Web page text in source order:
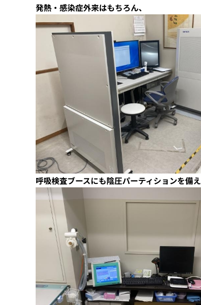
発熱・感染症外来はもちろん、
呼吸検査ブースにも陰圧パーティションを備え